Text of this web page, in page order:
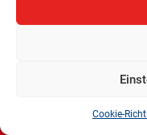
Cookie-
E-Mail: